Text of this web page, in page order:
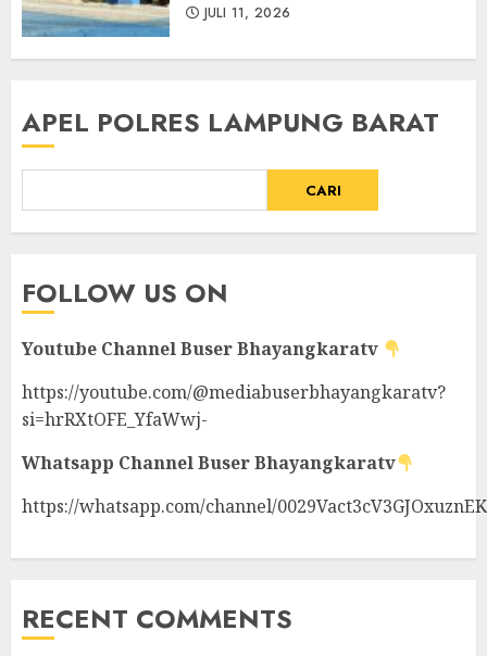
JULI 11, 2026
APEL POLRES LAMPUNG BARAT
CARI
FOLLOW US ON
Youtube ChannelBuser Bhayangkaratv
https://youtube.com/@mediabuserbhayangkaratv?
si=hrRXtOFE_YfaWwj-
Whatsapp ChannelBuser Bhayangkaratv
https://whatsapp.com/channel/
RECENT COMMENTS